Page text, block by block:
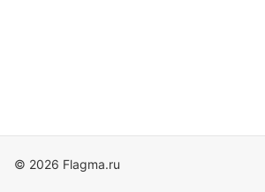
© 2026 Flagma.ru